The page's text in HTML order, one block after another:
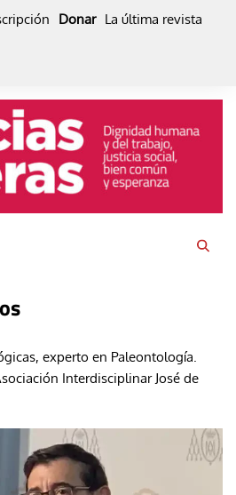
Donar La última revista
experto en Paleontología.
Interdisciplinar José de